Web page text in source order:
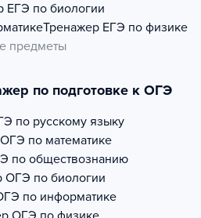
ЕГЭ по биологии
Тренажер ЕГЭ по физике
предметы
по подготовке к ОГЭ
по русскому языку
ОГЭ по математике
по обществознанию
ОГЭ по биологии
по информатике